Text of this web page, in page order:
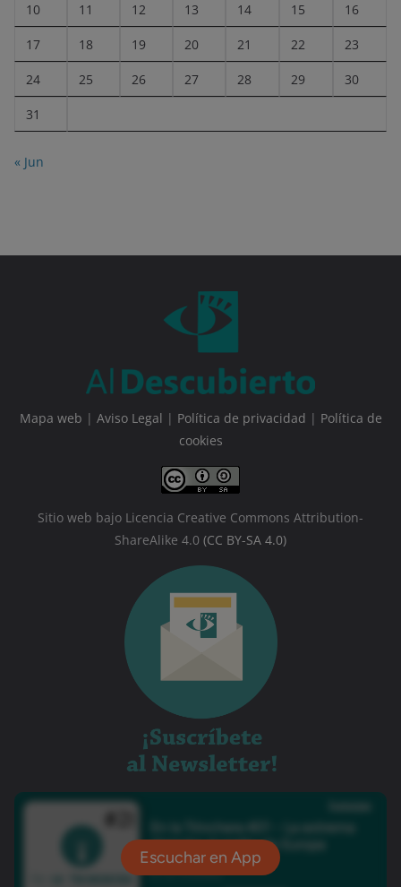
10 11 12 13 14 15 16
17 18 19 20 21 22 23
24 25 26 27 28 29 30
31
« Jun
Mapa web | Aviso Legal | Política de privacidad | Política de
cookies
Sitio web bajo Licencia Creative Commons Attribution-
ShareAlike 4.0 (CC BY-SA 4.0)